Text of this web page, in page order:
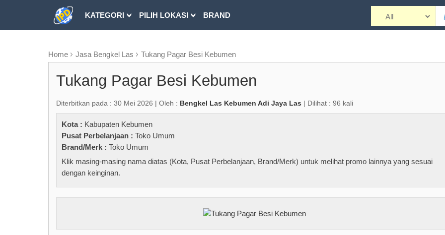
KATEGORI PILIH LOKASI BRAND
Home
Jasa Bengkel Las Tukang Pagar Besi Kebumen
Tukang Pagar Besi Kebumen
Diterbitkan pada : 30 Mei 2026 | Oleh : Bengkel Las Kebumen Adi Jaya Las | Dilihat : 96 kali
Kota : Kabupaten Kebumen
Pusat Perbelanjaan : Toko Umum
Brand/Merk : Toko Umum
Klik masing-masing nama diatas (Kota, Pusat Perbelanjaan, Brand/Merk) untuk melihat promo lainnya yang sesuai
dengan keinginan.